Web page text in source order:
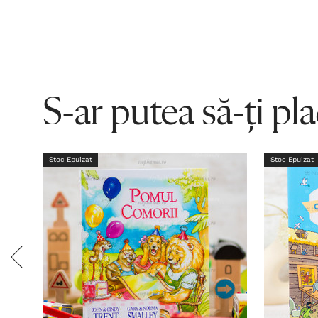
S-ar putea să-ți
Stoc Epuizat Stoc Epuizat